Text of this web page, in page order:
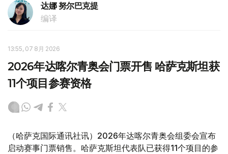
达娜 努尔巴克提
编译
13:55, 07 8月 2026
2026年达喀尔青奥会门票开售 哈萨克斯坦获
11个项目参赛资格
（哈萨克国际通讯社讯）2026年达喀尔青奥会组委会宣布
启动赛事门票销售。哈萨克斯坦代表队已获得11个项目的参